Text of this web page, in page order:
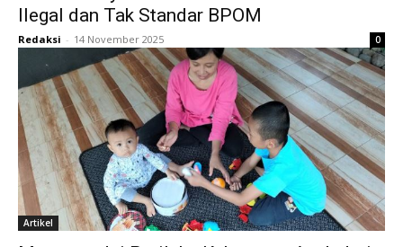
Ilegal dan Tak Standar BPOM
Redaksi - 14 November 2025 0
Artikel